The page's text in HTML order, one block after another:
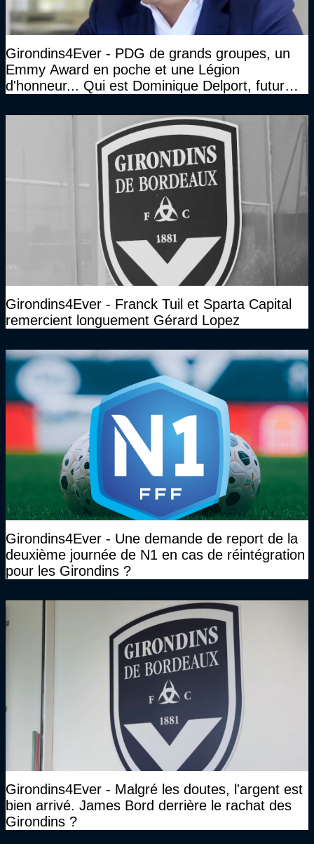
Girondins4Ever - PDG de grands groupes, un
Emmy Award en poche et une Légion
d'honneur... Qui est Dominique Delport, futur
Girondins4Ever - Franck Tuil et Sparta Capital
remercient longuement Gérard Lopez
Girondins4Ever - Une demande de report de la
deuxième journée de N1 en cas de réintégration
pour les Girondins ?
Girondins4Ever - Malgré les doutes, l'argent est
bien arrivé. James Bord derrière le rachat des
Girondins ?